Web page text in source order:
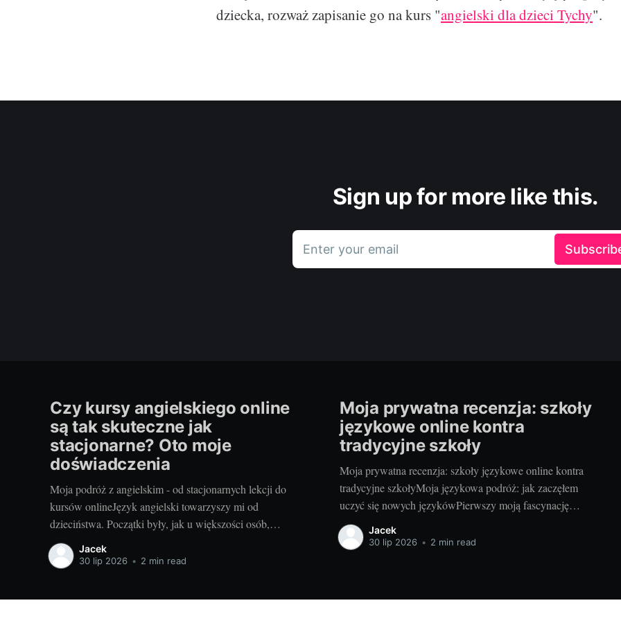
dziecka, rozważ zapisanie go na kurs "angielski dla dzieci Tychy".
Sign up for more like this.
Enter your email
Czy kursy angielskiego online
są tak skuteczne jak
stacjonarne? Oto moje
doświadczenia
Moja podróż z angielskim - od stacjonarnych lekcji do
kursów onlineJęzyk angielski towarzyszy mi od
dzieciństwa. Początki były, jak u większości osób,
stacjonarne. Pamiętam tę dotkliwą niechęć do porannego
wstawania, pendolowania do szkoły i powrotów w
Jacek
30 lip 2026 • 2 min read
Moja prywatna recenzja: szkoły
językowe online kontra
tradycyjne szkoły
Moja prywatna recenzja: szkoły językowe online kontra
tradycyjne szkołyMoja językowa podróż: jak zaczęłem
uczyć się nowych językówPierwszy moją fascynację
nowymi językami zaczęło się jakoś w podstawówce,
kiedy to w samym szkolnym oddziale po raz pierwszy
Jacek
30 lip 2026 • 2 min read